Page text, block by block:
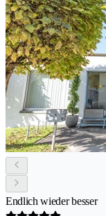
Endlich wieder besser